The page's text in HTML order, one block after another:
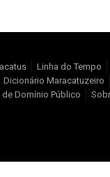
Linha do Tempo
Dicionário Maracatuzeiro
de Domínio Público